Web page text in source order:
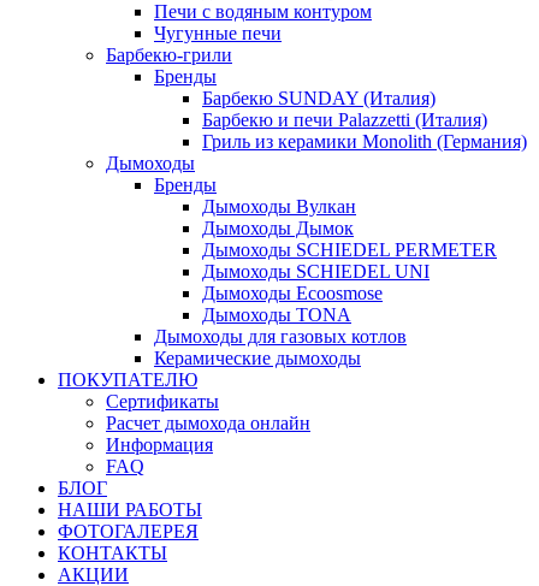
Печи с водяным контуром
Чугунные печи
Барбекю-грили
Бренды
Барбекю SUNDAY (Италия)
Барбекю и печи Palazzetti (Италия)
Гриль из керамики Monolith (Германия)
Дымоходы
Бренды
Дымоходы Вулкан
Дымоходы Дымок
Дымоходы SCHIEDEL PERMETER
Дымоходы SCHIEDEL UNI
Дымоходы Ecoosmose
Дымоходы TONA
Дымоходы для газовых котлов
Керамические дымоходы
ПОКУПАТЕЛЮ
Сертификаты
Расчет дымохода онлайн
Информация
FAQ
БЛОГ
НАШИ РАБОТЫ
ФОТОГАЛЕРЕЯ
КОНТАКТЫ
АКЦИИ